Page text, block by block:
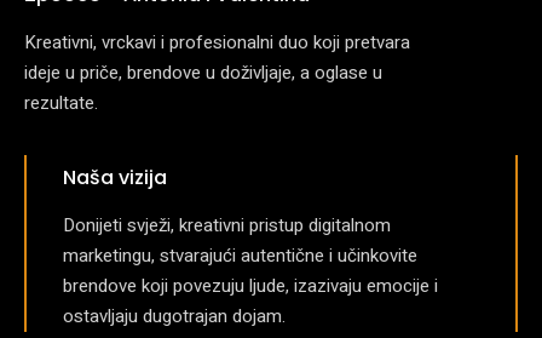
Kreativni, vrckavi i profesionalni duo koji pretvara
ideje u priče, brendove u doživljaje, a oglase u
rezultate.
Naša vizija
Donijeti svježi, kreativni pristup digitalnom
marketingu, stvarajući autentične i učinkovite
brendove koji povezuju ljude, izazivaju emocije i
ostavljaju dugotrajan dojam.